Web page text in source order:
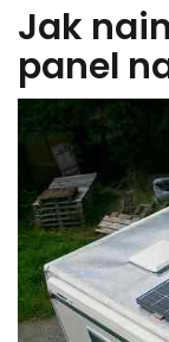
Jak
panel